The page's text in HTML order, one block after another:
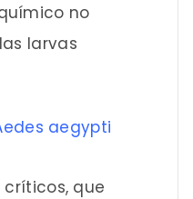
no
larvas
aegypti
críticos, que